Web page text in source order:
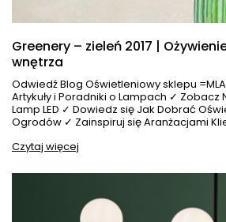
Greenery – zieleń 2017 |
wnętrza
Odwiedź Blog Oświetleniowy sklepu
Artykuły i Poradniki o Lampach ✓
Lamp LED ✓ Dowiedz się Jak Dobrać
Ogrodów ✓ Zainspiruj się Aranżacjami
Czytaj więcej